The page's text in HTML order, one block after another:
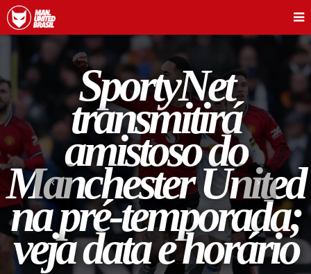
SportyNet
transmitirá
amistoso do
Manchester United
na pré-temporada;
veja data e horário